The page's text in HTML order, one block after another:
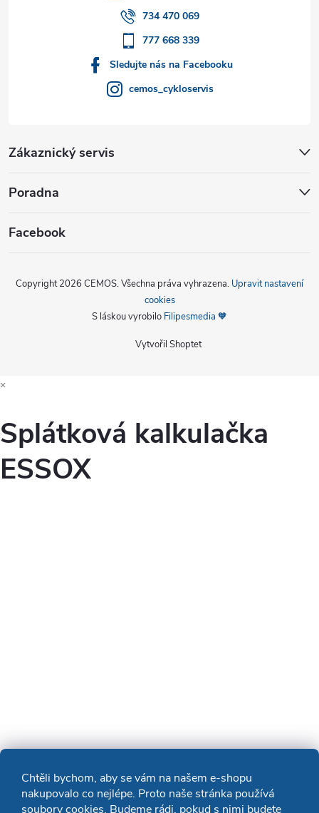
Chtěli bychom, aby se vám na našem e-shopu
nakupovalo co nejlépe. Proto naše stránka používá
soubory cookies. Budeme rádi, pokud s nimi budete
734 470 069
777 668 339
Sledujte nás na Facebooku
cemos_cykloservis
Zákaznický servis
Poradna
Facebook
Vytvořil Shoptet
Copyright 2026 CEMOS. Všechna práva vyhrazena. Upravit nastavení
cookies
S láskou vyrobilo Filipesmedia 🧡
×
Splátková kalkulačka
ESSOX